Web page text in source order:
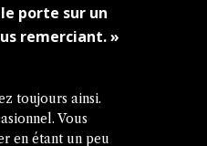
porte sur un
remerciant. »
toujours ainsi.
Vous
en étant un peu